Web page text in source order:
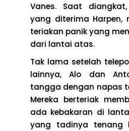
Vanes. Saat
yang diterima Harpen,
teriakan panik yang
dari lantai atas.
Tak lama setelah
lainnya, Alo dan
tangga dengan napas
Mereka berteriak
ada kebakaran di
yang tadinya tenang